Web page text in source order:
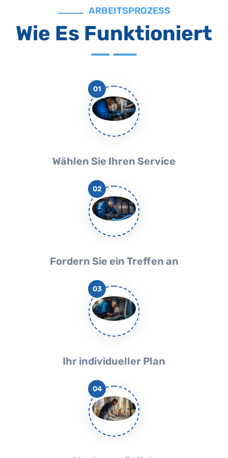
ARBEITSPROZESS
Wie Es Funktioniert
01
Wählen Sie Ihren Service
02
Fordern Sie ein Treffen an
03
Ihr individueller Plan
04